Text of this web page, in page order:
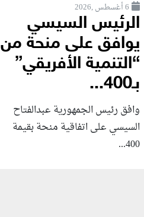
6 أغسطس ,2026
الرئيس السيسي
يوافق على منحة من
“التنمية الأفريقي”
بـ400...
وافق رئيس الجمهورية عبدالفتاح
السيسي على اتفاقية منحة بقيمة
400...